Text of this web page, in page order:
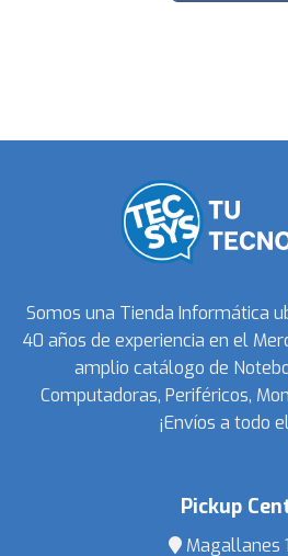
Somos una Tienda Informática
40 años de experiencia en el
amplio catálogo de
Computadoras, Periféricos,
¡Envíos a todo
Pickup
Magallanes